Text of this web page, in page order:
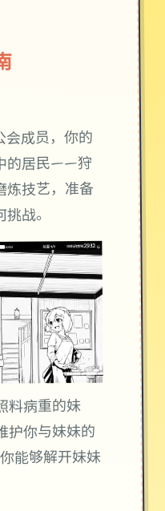
成员，你的
的居民——狩
炼技艺，准备
战。
料病重的妹
护你与妹妹的
能够解开妹妹